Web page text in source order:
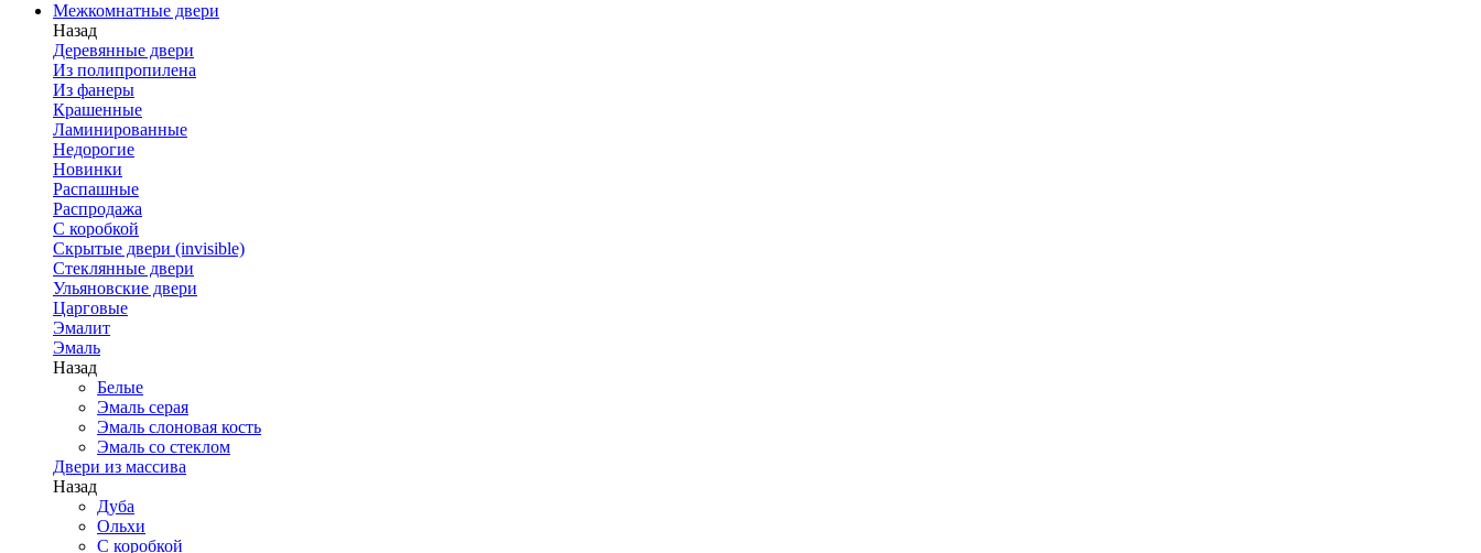
Межкомнатные двери
Назад
Деревянные двери
Из полипропилена
Из фанеры
Крашенные
Ламинированные
Недорогие
Новинки
Распашные
Распродажа
С коробкой
Скрытые двери (invisible)
Стеклянные двери
Ульяновские двери
Царговые
Эмалит
Эмаль
Назад
Белые
Эмаль серая
Эмаль слоновая кость
Эмаль со стеклом
Двери из массива
Назад
Дуба
Ольхи
С коробкой